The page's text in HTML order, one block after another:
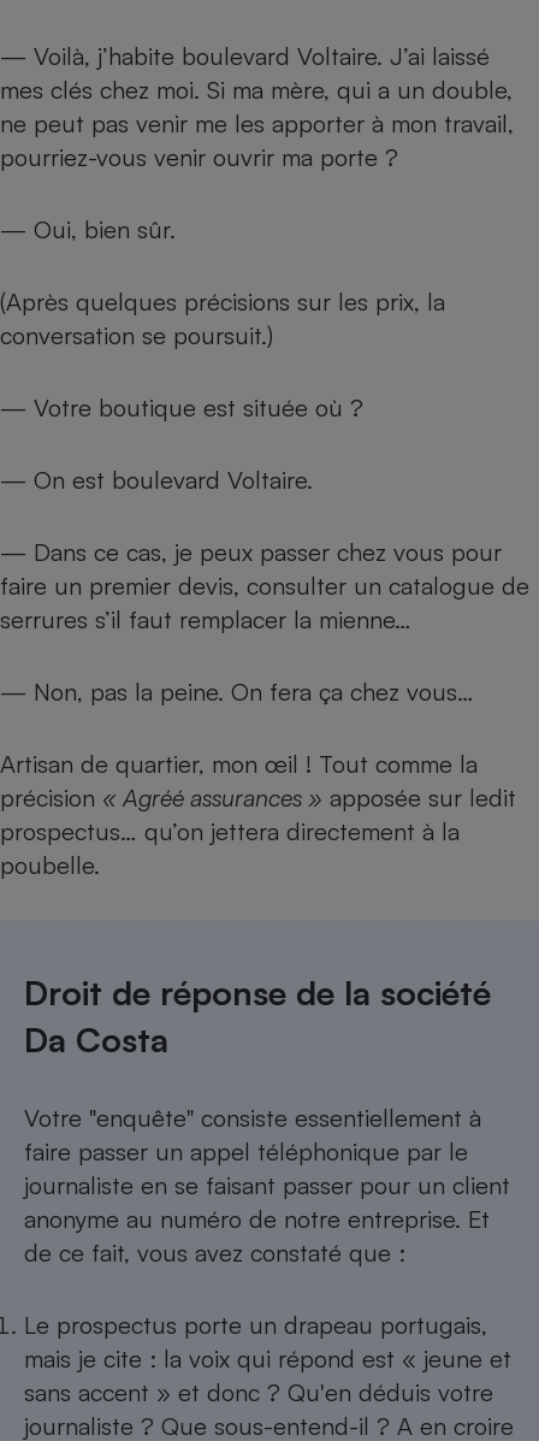
— Voilà, j’habite boulevard Voltaire. J’ai laissé
mes clés chez moi. Si ma mère, qui a un double,
ne peut pas venir me les apporter à mon travail,
pourriez-vous venir ouvrir ma porte ?
— Oui, bien sûr.
(Après quelques précisions sur les prix, la
conversation se poursuit.)
— Votre boutique est située où ?
— On est boulevard Voltaire.
— Dans ce cas, je peux passer chez vous pour
faire un premier devis, consulter un catalogue de
serrures s’il faut remplacer la mienne…
— Non, pas la peine. On fera ça chez vous…
Artisan de quartier, mon œil ! Tout comme la
précision « Agréé assurances » apposée sur ledit
prospectus… qu’on jettera directement à la
poubelle.
Droit de réponse de la société
Da Costa
Votre "enquête" consiste essentiellement à
faire passer un appel téléphonique par le
journaliste en se faisant passer pour un client
anonyme au numéro de notre entreprise. Et
de ce fait, vous avez constaté que :
Le prospectus porte un drapeau portugais,
mais je cite : la voix qui répond est « jeune et
sans accent » et donc ? Qu'en déduis votre
journaliste ? Que sous-entend-il ? A en croire
Robot ménager